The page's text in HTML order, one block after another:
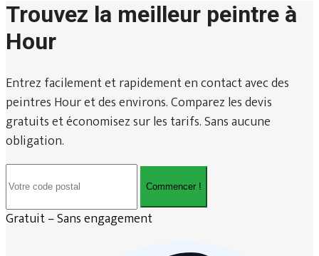
Trouvez la meilleur peintre à
Hour
Entrez facilement et rapidement en contact avec des
peintres Hour et des environs. Comparez les devis
gratuits et économisez sur les tarifs. Sans aucune
obligation.
Commencer !
Gratuit – Sans engagement